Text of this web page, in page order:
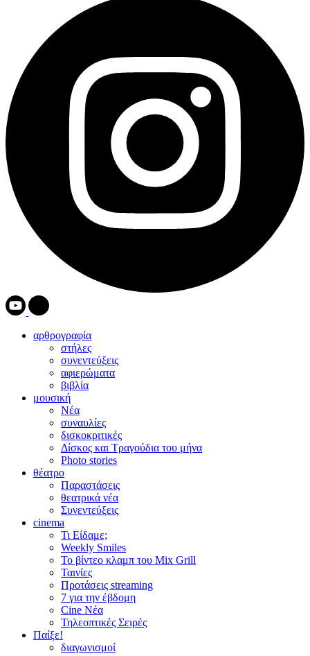
αρθρογραφία
στήλες
συνεντεύξεις
αφιερώματα
βιβλία
μουσική
Νέα
συναυλίες
δισκοκριτικές
Δίσκος και Τραγούδια του μήνα
Photo stories
θέατρο
Παραστάσεις
θεατρικά νέα
Συνεντεύξεις
cinema
Τι Είδαμε;
Weekly Smiles
Το βίντεο κλαμπ του Mix Grill
Ταινίες
Προτάσεις streaming
7 για την έβδομη
Cine Νέα
Τηλεοπτικές Σειρές
Παίξε!
διαγωνισμοί